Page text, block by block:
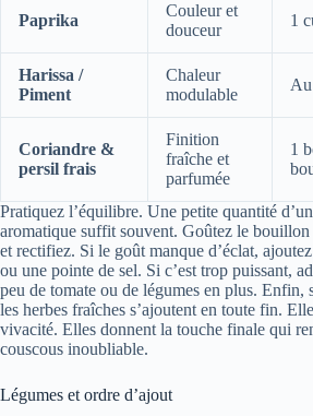
Paprika
Couleur et
douceur
1
Harissa /
Piment
Chaleur
modulable
Coriandre &
persil frais
Finition
fraîche et
parfumée
1
Pratiquez l’équilibre. Une petite quantité
aromatique suffit souvent. Goûtez le
et rectifiez. Si le goût manque d’éclat,
ou une pointe de sel. Si c’est trop puissant,
peu de tomate ou de légumes en plus. Enfin,
les herbes fraîches s’ajoutent en toute fin.
vivacité. Elles donnent la touche finale qui
couscous inoubliable.
Légumes et ordre d’ajout